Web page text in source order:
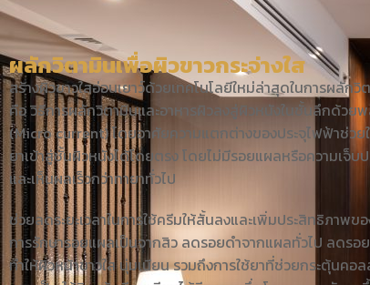
ผลักวิตามินเพื่อผิวขาวกระจ่างใส
สร้างผิวขาวใสอ่อนเยาว์ด้วยเทคโนโลยีใหม่ล่าสุดในการผลัก
คือ วิธีการผลักวิตามินและอาหารผิวลงสู่ผิวหนังในชั้นลึกด้วย
(Micro current) โดยอาศัยความแตกต่างของประจุไฟฟ้าช่วย
ยาเข้าสู่ชั้นผิวหนังได้โดยตรง โดยไม่มีรอยแผลหรือความเจ็บ
และเห็นผลเร็วกว่าทายาทั่วไป
ช่วยลดระยะเวลาในการใช้ครีมให้สั้นลงและเพิ่มประสิทธิภาพ
การรักษารอยแผลเป็นจากสิว ลดรอยดำจากแผลทั่วไป ลดรอ
ทำให้ผิวหน้าขาวใส นุ่มเนียน รวมถึงการใช้ยาที่ช่วยกระตุ้นคอ